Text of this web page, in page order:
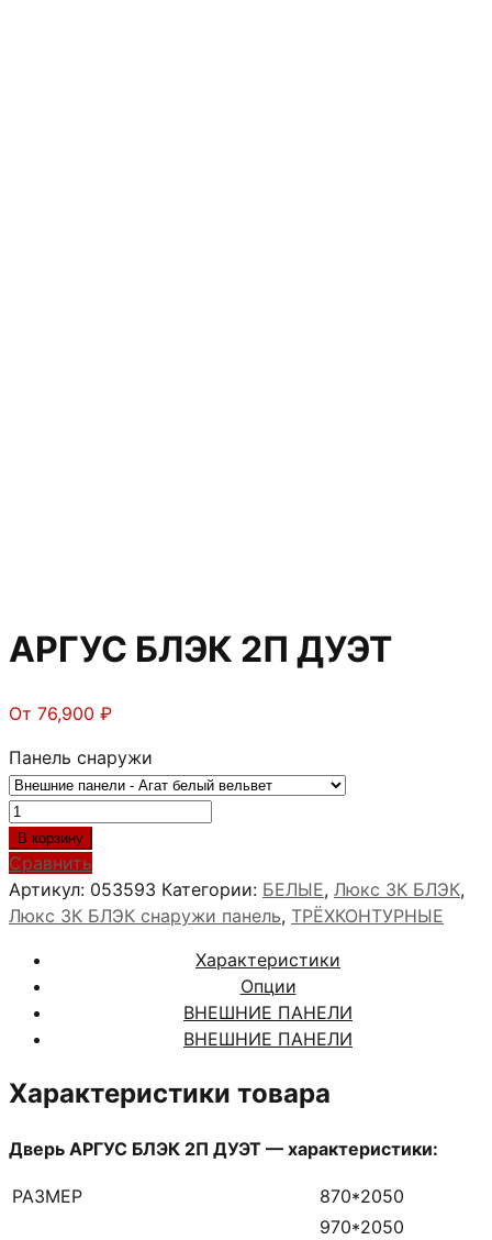
АРГУС БЛЭК 2П ДУЭТ
От 76,900 ₽
Панель снаружи
Количество
товара
АРГУС
БЛЭК
2П
В корзину
Сравнить
Артикул: 053593 Категории: БЕЛЫЕ, Люкс 3К БЛЭК,
Люкс 3К БЛЭК снаружи панель, ТРЁХКОНТУРНЫЕ
Характеристики
Опции
ВНЕШНИЕ ПАНЕЛИ
ВНЕШНИЕ ПАНЕЛИ
Характеристики товара
Дверь АРГУС БЛЭК 2П ДУЭТ — характеристики:
РАЗМЕР
870*2050
970*2050